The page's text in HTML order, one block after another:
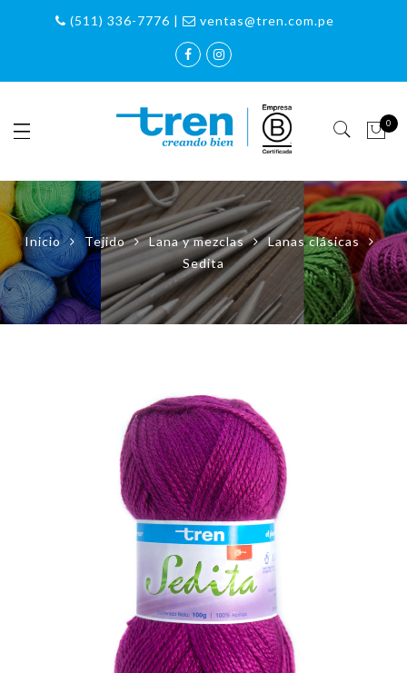
(511) 336-7776 | ventas@tren.com.pe
0
Inicio Tejido Lana y mezclas
Lanas clásicas
Sedita